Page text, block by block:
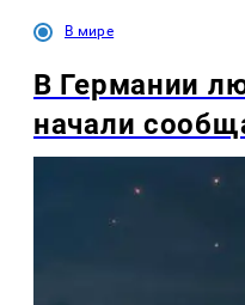
В мире
В Германии
начали